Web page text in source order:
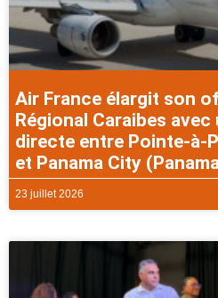
Air France élargit son
Régional Caraibes
directe entre Pointe-à-
et Panama City
23 juillet 2026